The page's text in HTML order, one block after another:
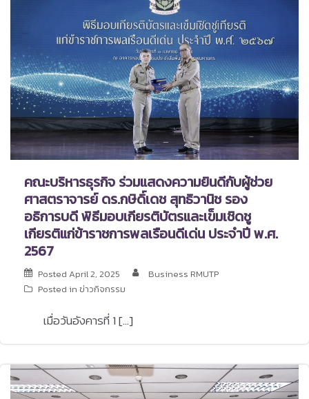
คณะบริหารธุรกิจ ร่วมแสดงความยินดีกับผู้ช่วย
ศาสตราจารย์ ดร.กษิดิ์เดช สุทธิวานิช รอง
อธิการบดี พิธีมอบเกียรติบัตรและเข็มเชิดชู
เกียรติแก่ข้าราชการพลเรือนดีเด่น ประจำปี พ.ศ.
2567
Posted April 2, 2025
Business RMUTP
Posted in ข่าวกิจกรรม
เมื่อวันอังคารที่ 1 […]